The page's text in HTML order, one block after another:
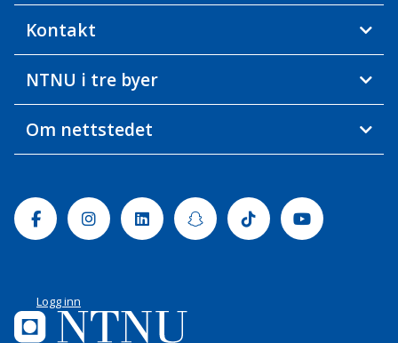
Kontakt
NTNU i tre byer
Om nettstedet
FacebookInstagramLinkedinSnapchatTiktok Youtube
Logg inn